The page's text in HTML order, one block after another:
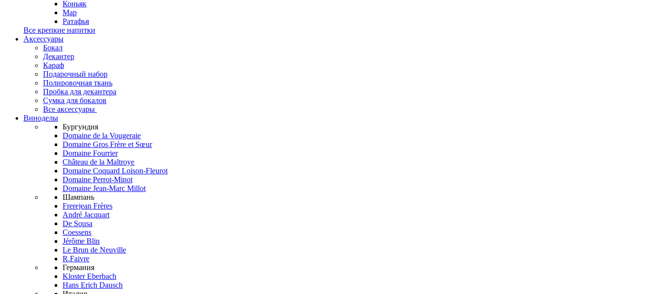
Коньяк
Мар
Ратафья
Все крепкие напитки
Аксессуары
Бокал
Декантер
Караф
Подарочный набор
Полировочная ткань
Пробка для декантера
Сумка для бокалов
Все аксессуары
Виноделы
Бургундия
Domaine de la Vougeraie
Domaine Gros Frère et Sœur
Domaine Fourrier
Château de la Maltroye
Domaine Coquard Loison-Fleurot
Domaine Perrot-Minot
Domaine Jean-Marc Millot
Шампань
Frerejean Frères
André Jacquart
De Sousa
Coessens
Jérôme Blin
Le Brun de Neuville
R.Faivre
Германия
Kloster Eberbach
Hans Erich Dausch